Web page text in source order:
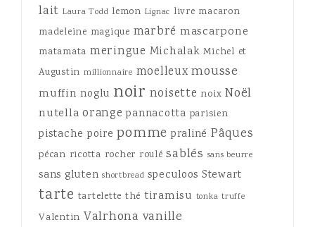
lait Laura Todd lemon Lignac livre macaron
madeleine magique marbré mascarpone
matamata meringue Michalak Michel et
Augustin millionnaire moelleux mousse
muffin noglu noir noisette noix Noël
nutella orange pannacotta parisien
pistache poire pomme praliné Pâques
pécan ricotta rocher roulé sablés sans beurre
sans gluten shortbread speculoos Stewart
tarte tartelette thé tiramisu tonka truffe
Valentin Valrhona vanille